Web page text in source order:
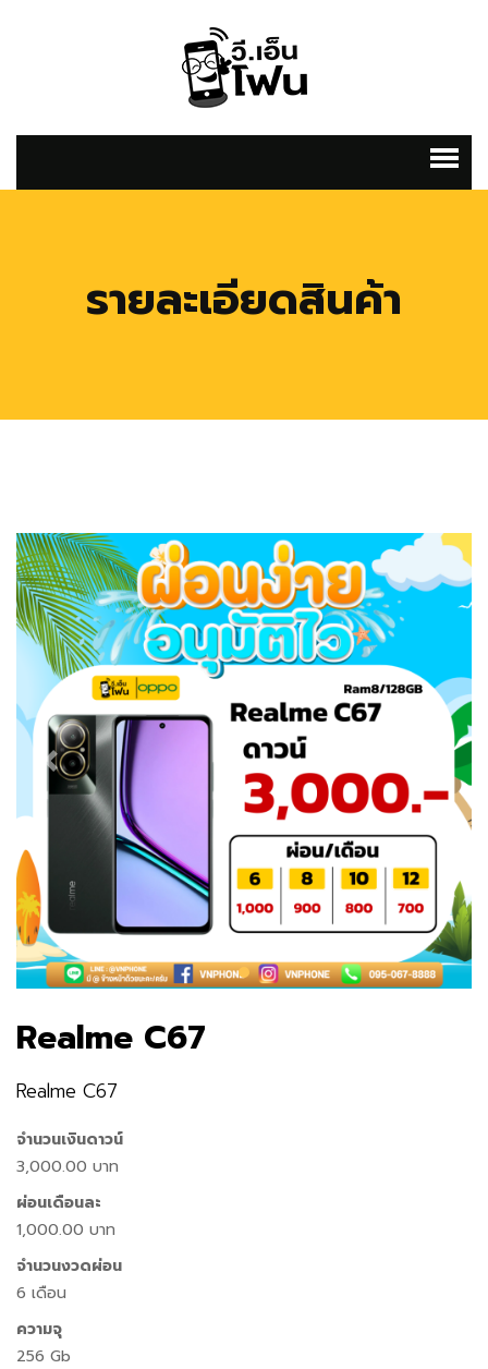
รายละเอียดสินค้า
Previous Next
Realme C67
Realme C67
จำนวนเงินดาวน์
3,000.00 บาท
ผ่อนเดือนละ
1,000.00 บาท
จำนวนงวดผ่อน
6 เดือน
ความจุ
256 Gb